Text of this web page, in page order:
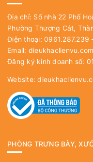
Địa chỉ: Số nhà 22 Phố
Phường Thượng Cát,
Điện thoại: 0961.287.239
Email:
Đăng ký kinh doanh số:
Website:
PHÒNG TRƯNG BÀY,